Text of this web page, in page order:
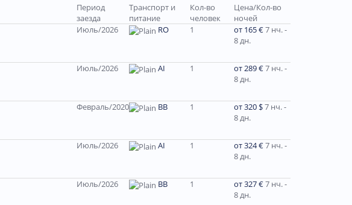
Период
заезда
Транспорт и
питание
Кол-во
человек
Цена/Кол-во
ночей
Июль/2026 RO 1 от 165 €7 нч. -
8 дн.
Июль/2026 AI 1 от 289 €7 нч. -
8 дн.
Февраль/2020 BB 1 от 320 $7 нч. -
8 дн.
Июль/2026 AI 1 от 324 €7 нч. -
8 дн.
Июль/2026 ВВ 1 от 327 €7 нч. -
8 дн.